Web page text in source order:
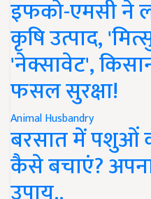
इफको-एमसी ने
कृषि उत्पाद,
'नेक्सावेट',
फसल सुरक्षा!
Animal Husbandry
बरसात में पशुओं
कैसे बचाएं?